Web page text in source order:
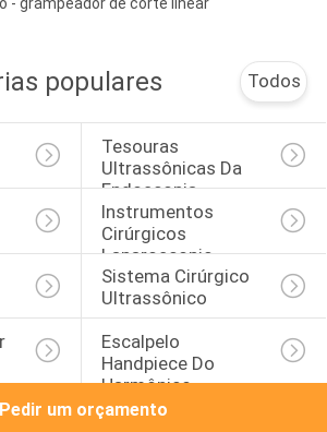
populares Todos
Tesouras
Ultrassônicas Da
Endoscopia
Instrumentos
Cirúrgicos
Laparoscopic
Sistema Cirúrgico
Ultrassônico
Escalpelo
Handpiece Do
Harmônico
Pedir um orçamento